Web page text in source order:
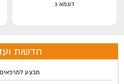
דוגמא 3
חדשות
מבצע